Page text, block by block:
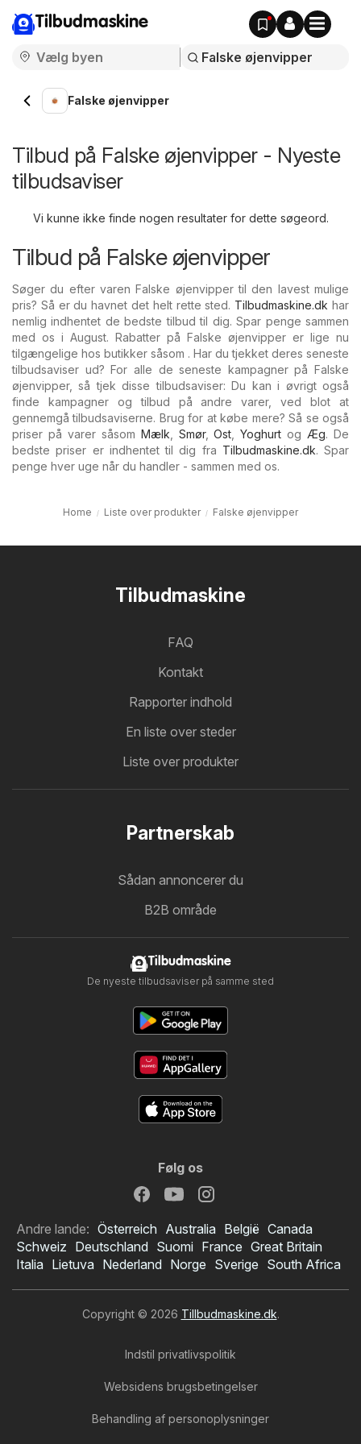
Tilbudmaskine
Falske øjenvipper
Tilbud på Falske øjenvipper - Nyeste
tilbudsaviser
Vi kunne ikke finde nogen resultater for dette søgeord.
Tilbud på Falske øjenvipper
Søger du efter varen Falske øjenvipper til den lavest mulige
pris? Så er du havnet det helt rette sted. Tilbudmaskine.dk har
nemlig indhentet de bedste tilbud til dig. Spar penge sammen
med os i August. Rabatter på Falske øjenvipper er lige nu
tilgængelige hos butikker såsom . Har du tjekket deres seneste
tilbudsaviser ud? For alle de seneste kampagner på Falske
øjenvipper, så tjek disse tilbudsaviser: Du kan i øvrigt også
finde kampagner og tilbud på andre varer, ved blot at
gennemgå tilbudsaviserne. Brug for at købe mere? Så se også
priser på varer såsom Mælk Smør,Ost ,Yoghurt og Æg. De
bedste priser er indhentet til dig fra Tilbudmaskine.dk. Spar
penge hver uge når du handler - sammen med os.
Home Liste over produkter Falske øjenvipper
Tilbudmaskine
FAQ
Kontakt
Rapporter indhold
En liste over steder
Liste over produkter
Partnerskab
Sådan annoncerer du
B2B område
Tilbudmaskine
De nyeste tilbudsaviser på samme sted
Følg os
Andre lande: Österreich Australia België Canada
Schweiz Deutschland Suomi France Great Britain
Italia Lietuva Nederland Norge Sverige South Africa
Copyright © 2026 Tillbudmaskine.dk.
Indstil privatlivspolitik
Websidens brugsbetingelser
Behandling af personoplysninger